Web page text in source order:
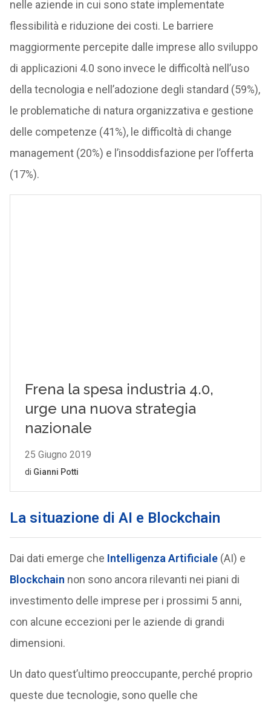
nelle aziende in cui sono state implementate
flessibilità e riduzione dei costi. Le barriere
maggiormente percepite dalle imprese allo sviluppo
di applicazioni 4.0 sono invece le difficoltà nell’uso
della tecnologia e nell’adozione degli standard (59%),
le problematiche di natura organizzativa e gestione
delle competenze (41%), le difficoltà di change
management (20%) e l’insoddisfazione per l’offerta
(17%).
La situazione di AI e Blockchain
Dai dati emerge che Intelligenza Artificiale(AI) e
Blockchain non sono ancora rilevanti nei piani di
investimento delle imprese per i prossimi 5 anni,
con alcune eccezioni per le aziende di grandi
dimensioni.
Un dato quest’ultimo preoccupante, perché proprio
queste due tecnologie, sono quelle che